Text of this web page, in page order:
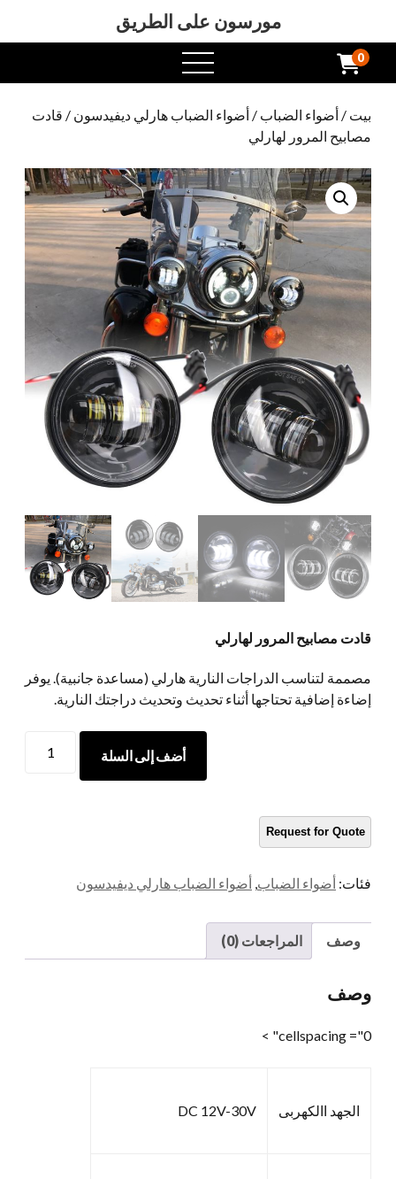
مورسون على الطريق
افتح
القائمة
0
بيت / أضواء الضباب / أضواء الضباب هارلي ديفيدسون / قادت
مصابيح المرور لهارلي
قادت مصابيح المرور لهارلي
مصممة لتناسب الدراجات النارية هارلي (مساعدة جانبية). يوفر
إضاءة إضافية تحتاجها أثناء تحديث وتحديث دراجتك النارية.
مصابيح
أضف إلى السلة
فئات: أضواء الضباب أضواء الضباب هارلي ديفيدسون
وصف المراجعات (0)
وصف
cellspacing ="0" >
الجهد االكهربى DC 12V-30V